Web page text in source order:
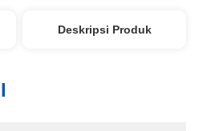
Deskripsi Produk